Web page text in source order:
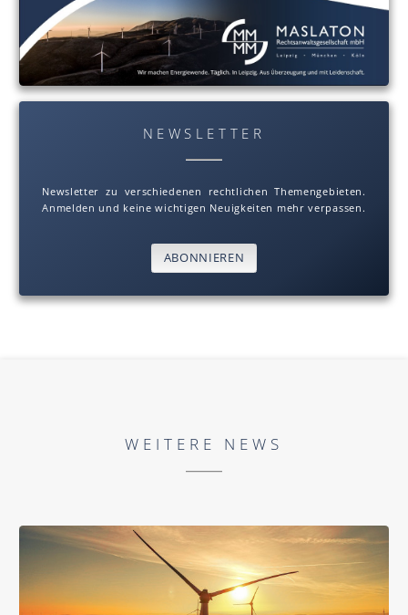
NEWSLETTER
Newsletter zu verschiedenen rechtlichen Themengebieten.
Anmelden und keine wichtigen Neuigkeiten mehr verpassen.
ABONNIEREN
WEITERE NEWS